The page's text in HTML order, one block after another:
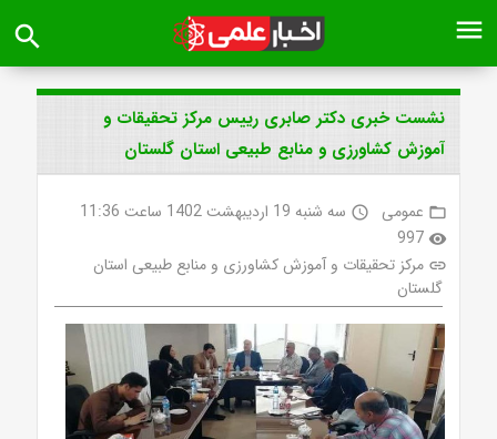
menu
search
نشست خبری دکتر صابری رییس مرکز تحقیقات و
آموزش کشاورزی و منابع طبیعی استان گلستان
folder_open عمومی access_time سه شنبه 19 اردیبهشت 1402 ساعت 11:36
visibility
997
link مرکز تحقیقات و آموزش کشاورزی و منابع طبیعی استان
گلستان